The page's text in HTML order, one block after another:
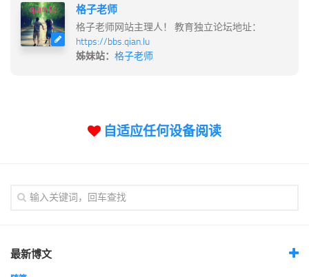
格子老师
格子老师网站主理人！ 教育独立论坛地址：
https://bbs.qian.lu
姊妹站： 格子老师
自适应任何设备阅读
最新博文